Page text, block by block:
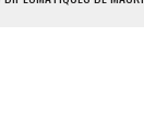
DE SIXIÈME